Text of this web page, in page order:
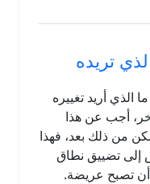
تريده
الذي أريد تغييره
أجب عن هذا
من ذلك بعد، فهذا
إلى تضييق نطاق
تصبح عريضة.